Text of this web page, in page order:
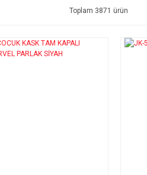
Toplam 3871 ürün